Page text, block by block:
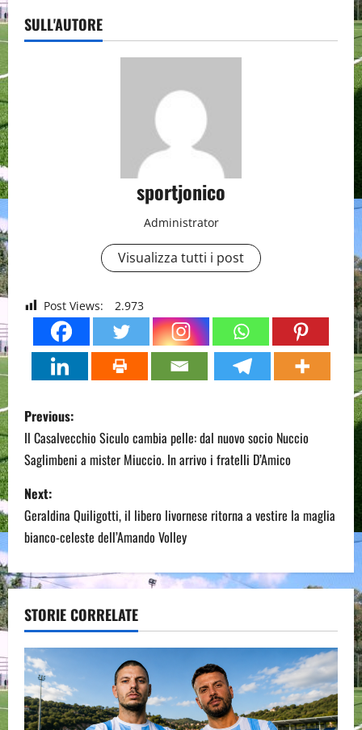
SULL'AUTORE
sportjonico
Administrator
Visualizza tutti i post
Post Views: 2.973
P
o
s
t
n
a
v
i
g
a
Previous:
Il Casalvecchio Siculo cambia pelle: dal nuovo socio Nuccio
Saglimbeni a mister Miuccio. In arrivo i fratelli D’Amico
Next:
Geraldina Quiligotti, il libero livornese ritorna a vestire la maglia
bianco-celeste dell’Amando Volley
STORIE CORRELATE